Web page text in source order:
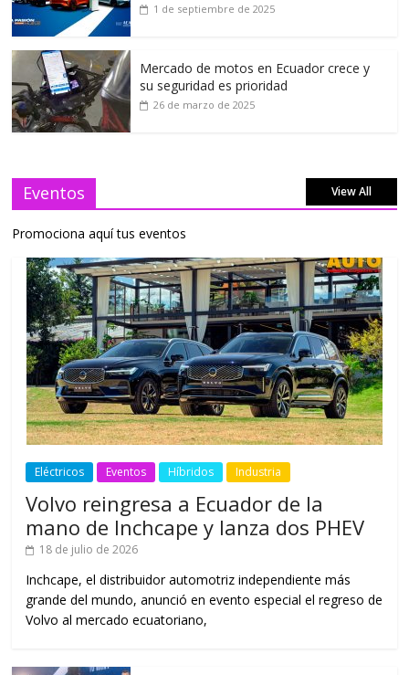
1 de septiembre de 2025
Mercado de motos en Ecuador crece y
su seguridad es prioridad
26 de marzo de 2025
Eventos View All
Promociona aquí tus eventos
Eléctricos Eventos Híbridos Industria
Volvo reingresa a Ecuador de la
mano de Inchcape y lanza dos PHEV
18 de julio de 2026
Inchcape, el distribuidor automotriz independiente más
grande del mundo, anunció en evento especial el regreso de
Volvo al mercado ecuatoriano,